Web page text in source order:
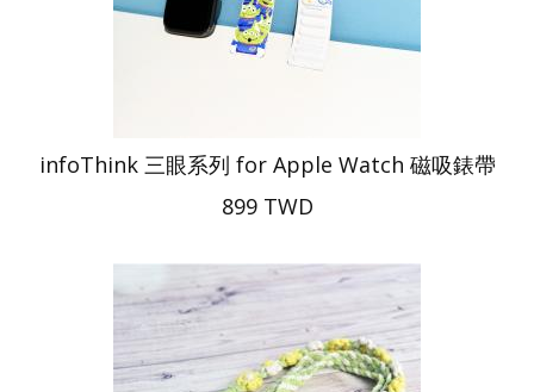
infoThink 三眼系列 for Apple Watch 磁吸錶帶
899 TWD